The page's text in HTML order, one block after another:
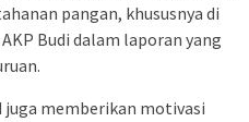
pangan, khususnya di
Budi dalam laporan yang
juga memberikan motivasi